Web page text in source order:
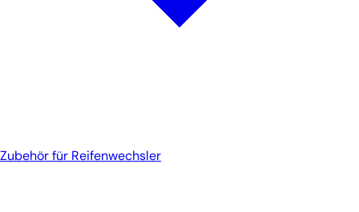
Zubehör für Reifenwechsler